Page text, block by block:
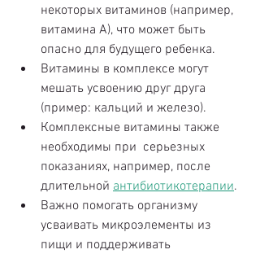
некоторых витаминов (например,
витамина А), что может быть
опасно для будущего ребенка.
Витамины в комплексе могут
мешать усвоению друг друга
(пример: кальций и железо).
Комплексные витамины также
необходимы при  серьезных
показаниях, например, после
длительной антибиотикотерапии.
Важно помогать организму
усваивать микроэлементы из
пищи и поддерживать